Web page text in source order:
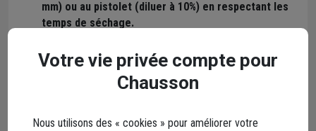
mm) ou au pistolet (diluer à 10%) en respectant les
temps de séchage.
nécessaire.
Pour une finition parfaite, égrener entre couche.
Ne pas appliquer en couches trop épaisses.
piétonnier 48 h.
Votre vie privée compte pour
Chausson
Nous utilisons des « cookies » pour améliorer votre